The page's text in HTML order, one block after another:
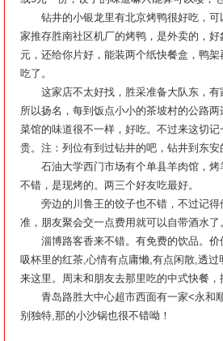
钻井的小银龙里有北京烤鸭很好吃，可
家推存胜南社区机厂的烤鸭，是外卖的，
元，还给你片好，能装两个纸快餐盒，鸭
吃了。
这家店不太好找，胜采准备大队东，有
所以扬名，每到饭点小小的茶坡村的公路
菜馆的味道很不一样，好吃。不过来这切
贵。注：列位有到过钻井的吧，钻井到东
石油大学西门市场有个单县羊肉馆，烤
不错，是现烤的。两三个好友吃最好。
旁边的川鲁王的饺子也不错，不过记得
准，朋友聚会交一点费用就可以自带酒水了
淄博路客香来不错。有免费的饮品。价
吸杯里的红茶,心情有点庸懒,有点闲散,透
来这里。周末和朋友去那里吃的中式快餐
青岛路胜大中心超市西面有一家<永和
别独特,那的小沙锅也很不错呦！